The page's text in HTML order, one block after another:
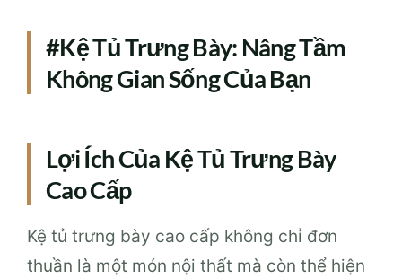
#Kệ Tủ Trưng Bày: Nâng Tầm
Không Gian Sống Của Bạn
Lợi Ích Của Kệ Tủ Trưng Bày
Cao Cấp
Kệ tủ trưng bày cao cấp không chỉ đơn
thuần là một món nội thất mà còn thể hiện